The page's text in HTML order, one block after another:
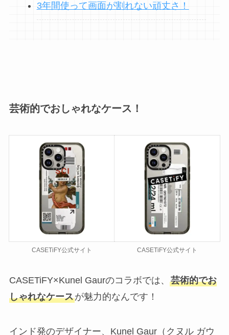
3年間使って画面が割れない頑丈さ！
芸術的でおしゃれなケース！
CASETiFY公式サイト CASETiFY公式サイト
CASETiFY×Kunel Gaurのコラボでは、 芸術的でお
しゃれなケースが魅力的なんです！
インド発のデザイナー、Kunel Gaur（クヌル ガウ